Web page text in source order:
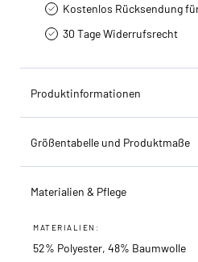
Kostenlos Rücksendung
30 Tage Widerrufsrecht
Produktinformationen
Größentabelle und Produktmaße
Materialien & Pflege
MATERIALIEN:
52% Polyester, 48% Baumwolle